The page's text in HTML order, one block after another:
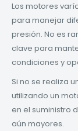
Los motores
para manejar
presión. No es
clave para
condiciones y
Si no se realiza
utilizando un
en el suministro
aún mayores.